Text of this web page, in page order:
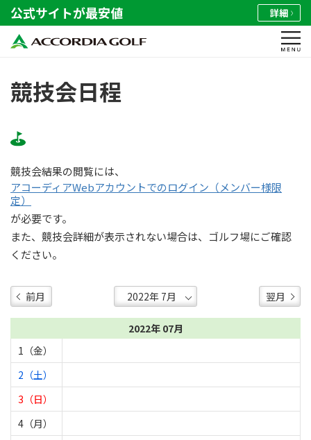
公式サイトが最安値 詳細
競技会日程
競技会結果の閲覧には、
アコーディアWebアカウントでのログイン（メンバー様限
定）
が必要です。
また、競技会詳細が表示されない場合は、ゴルフ場にご確認
ください。
前月 翌月
2022年 07月
1（金）
2（土）
3（日）
4（月）